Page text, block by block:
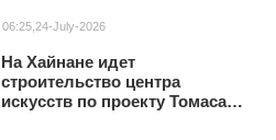
06:25,24-July-2026
На Хайнане идет
строительство центра
искусств по проекту Томаса